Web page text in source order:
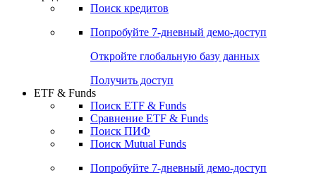
Откройте глобальную базу данных
Получить доступ
Поиск кредитов
Попробуйте7-дневный
Откройте глобальную базу данных
Получить доступ
ETF & Funds
Сравнение ETF & Funds